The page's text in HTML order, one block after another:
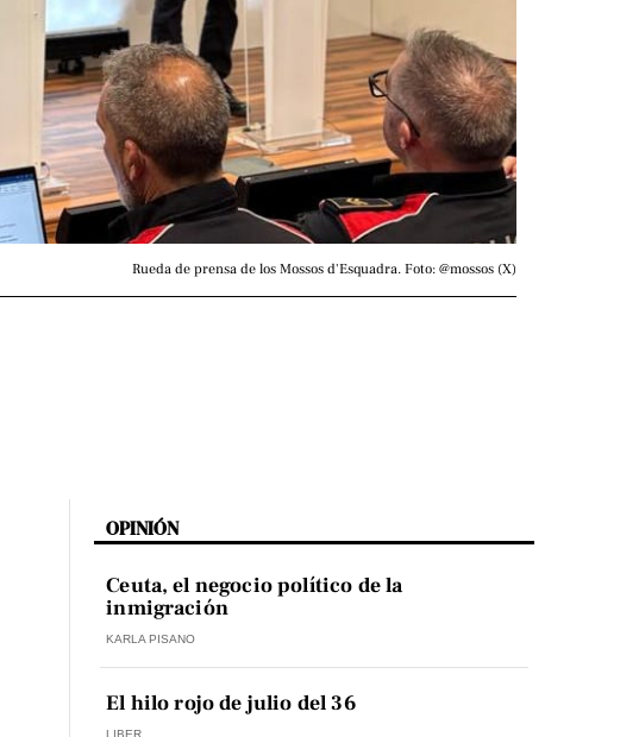
Rueda de prensa de los Mossos d'Esquadra. Foto: @mossos (X)
OPINIÓN
Ceuta, el negocio político de la
inmigración
KARLA PISANO
El hilo rojo de julio del 36
LIBER